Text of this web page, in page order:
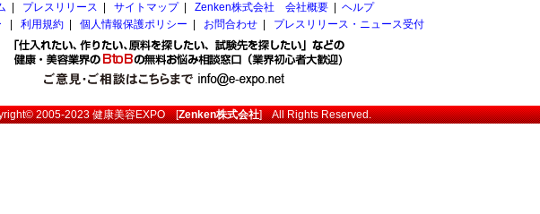
プレスリリース サイトマップ| Zenken株式会社 会社概要
ヘルプ
利用規約 個人情報保護ポリシー お問合わせ プレスリリース・ニュース受付
2005-2023健康美容EXPO[Zenken株式会社] All Rights Reserved.